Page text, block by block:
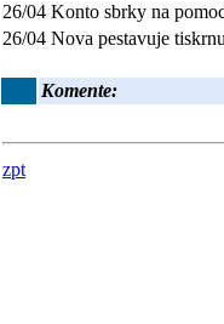
26/04 Konto sbrky na
26/04 Nova pestavuje
Komente:
zpt